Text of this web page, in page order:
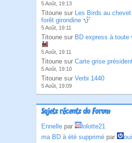
5 Août, 19:13
Titoune sur Les Birds au
forêt girondine
5 Août, 19:11
Titoune sur BD express à toute
5 Août, 19:11
Titoune sur Carte grise
5 Août, 19:10
Titoune sur Verbi 1440
5 Août, 19:09
Sujets récents du Forum
Ennelle par
lolotte21
ma BD à été supprimé par